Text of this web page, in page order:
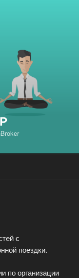
с
поездки.
по организации